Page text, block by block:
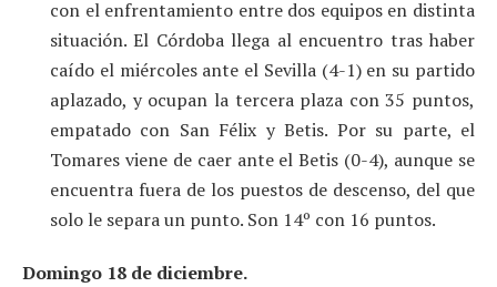
con el enfrentamiento entre dos equipos en distinta
situación. El Córdoba llega al encuentro tras haber
caído el miércoles ante el Sevilla (4-1) en su partido
aplazado, y ocupan la tercera plaza con 35 puntos,
empatado con San Félix y Betis. Por su parte, el
Tomares viene de caer ante el Betis (0-4), aunque se
encuentra fuera de los puestos de descenso, del que
solo le separa un punto. Son 14º con 16 puntos.
Domingo 18 de diciembre.